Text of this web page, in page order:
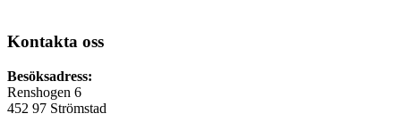
Kontakta oss
Besöksadress:
Renshogen 6
452 97 Strömstad